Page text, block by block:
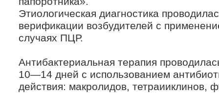
Этиологическая диагностика
верификации возбудителей с
случаях ПЦР.
Антибактериальная терапия
10—14 дней с использованием
действия: макролидов, тетраииклинов,